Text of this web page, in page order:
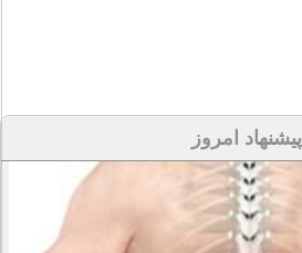
پیشنهاد امروز